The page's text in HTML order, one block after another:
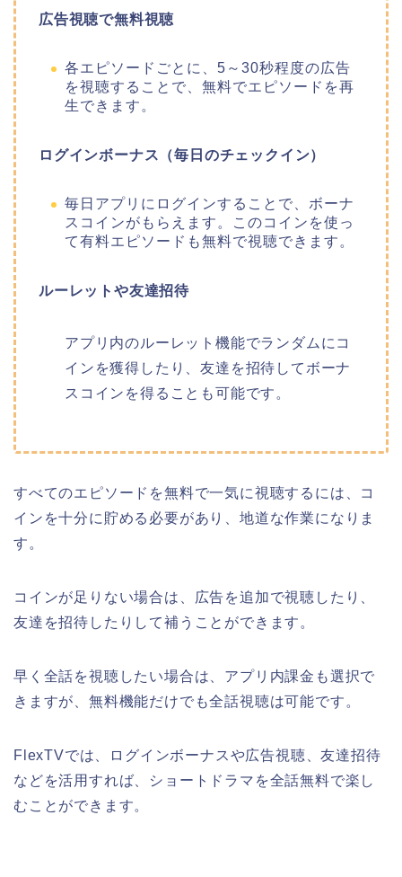
広告視聴で無料視聴
各エピソードごとに、5～30秒程度の広告
を視聴することで、無料でエピソードを再
生できます。
ログインボーナス（毎日のチェックイン）
毎日アプリにログインすることで、ボーナ
スコインがもらえます。このコインを使っ
て有料エピソードも無料で視聴できます。
ルーレットや友達招待
アプリ内のルーレット機能でランダムにコ
インを獲得したり、友達を招待してボーナ
スコインを得ることも可能です。
すべてのエピソードを無料で一気に視聴するには、コ
インを十分に貯める必要があり、地道な作業になりま
す。
コインが足りない場合は、広告を追加で視聴したり、
友達を招待したりして補うことができます。
早く全話を視聴したい場合は、アプリ内課金も選択で
きますが、無料機能だけでも全話視聴は可能です。
FlexTVでは、ログインボーナスや広告視聴、友達招待
などを活用すれば、ショートドラマを全話無料で楽し
むことができます。